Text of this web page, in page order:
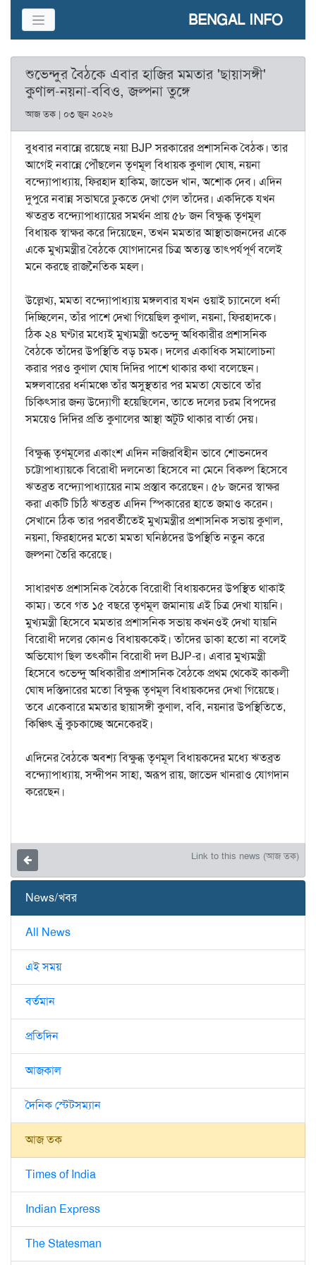
BENGAL INFO
শুভেন্দুর বৈঠকে এবার হাজির মমতার 'ছায়াসঙ্গী'
কুণাল-নয়না-ববিও, জল্পনা তুঙ্গে
আজ তক | ০৩ জুন ২০২৬
বুধবার নবান্নে রয়েছে নয়া BJP সরকারের প্রশাসনিক বৈঠক। তার
আগেই নবান্নে পৌঁছলেন তৃণমূল বিধায়ক কুণাল ঘোষ, নয়না
বন্দ্যোপাধ্যায়, ফিরহাদ হাকিম, জাভেদ খান, অশোক দেব। এদিন
দুপুরে নবান্ন সভাঘরে ঢুকতে দেখা গেল তাঁদের। একদিকে যখন
ঋতব্রত বন্দ্যোপাধ্যায়ের সমর্থন প্রায় ৫৮ জন বিক্ষুব্ধ তৃণমূল
বিধায়ক স্বাক্ষর করে দিয়েছেন, তখন মমতার আস্থাভাজনদের একে
একে মুখ্যমন্ত্রীর বৈঠকে যোগদানের চিত্র অত্যন্ত তাৎপর্যপূর্ণ বলেই
মনে করছে রাজনৈতিক মহল।
উল্লেখ্য, মমতা বন্দ্যোপাধ্যায় মঙ্গলবার যখন ওয়াই চ্যানেলে ধর্না
দিচ্ছিলেন, তাঁর পাশে দেখা গিয়েছিল কুণাল, নয়না, ফিরহাদকে।
ঠিক ২৪ ঘণ্টার মধ্যেই মুখ্যমন্ত্রী শুভেন্দু অধিকারীর প্রশাসনিক
বৈঠকে তাঁদের উপস্থিতি বড় চমক। দলের একাধিক সমালোচনা
করার পরও কুণাল ঘোষ দিদির পাশে থাকার কথা বলেছেন।
মঙ্গলবারের ধর্নামঞ্চে তাঁর অসুস্থতার পর মমতা যেভাবে তাঁর
চিকিৎসার জন্য উদ্যোগী হয়েছিলেন, তাতে দলের চরম বিপদের
সময়েও দিদির প্রতি কুণালের আস্থা অটুট থাকার বার্তা দেয়।
বিক্ষুব্ধ তৃণমূলের একাংশ এদিন নজিরবিহীন ভাবে শোভনদেব
চট্টোপাধ্যায়কে বিরোধী দলনেতা হিসেবে না মেনে বিকল্প হিসেবে
ঋতব্রত বন্দ্যোপাধ্যায়ের নাম প্রস্তাব করেছেন। ৫৮ জনের স্বাক্ষর
করা একটি চিঠি ঋতব্রত এদিন স্পিকারের হাতে জমাও করেন।
সেখানে ঠিক তার পরবর্তীতেই মুখ্যমন্ত্রীর প্রশাসনিক সভায় কুণাল,
নয়না, ফিরহাদের মতো মমতা ঘনিষ্ঠদের উপস্থিতি নতুন করে
জল্পনা তৈরি করেছে।
সাধারণত প্রশাসনিক বৈঠকে বিরোধী বিধায়কদের উপস্থিত থাকাই
কাম্য। তবে গত ১৫ বছরে তৃণমূল জমানায় এই চিত্র দেখা যায়নি।
মুখ্যমন্ত্রী হিসেবে মমতার প্রশাসনিক সভায় কখনওই দেখা যায়নি
বিরোধী দলের কোনও বিধায়ককেই। তাঁদের ডাকা হতো না বলেই
অভিযোগ ছিল তৎকাীন বিরোধী দল BJP-র। এবার মুখ্যমন্ত্রী
হিসেবে শুভেন্দু অধিকারীর প্রশাসনিক বৈঠকে প্রথম থেকেই কাকলী
ঘোষ দস্তিদারের মতো বিক্ষুব্ধ তৃণমূল বিধায়কদের দেখা গিয়েছে।
তবে একেবারে মমতার ছায়াসঙ্গী কুণাল, ববি, নয়নার উপস্থিতিতে,
কিঞ্চিৎ ভ্রুঁ কুচকাচ্ছে অনেকেরই।
এদিনের বৈঠকে অবশ্য বিক্ষুব্ধ তৃণমূল বিধায়কদের মধ্যে ঋতব্রত
বন্দ্যোপাধ্যায়, সন্দীপন সাহা, অরূপ রায়, জাভেদ খানরাও যোগদান
করেছেন।
Link to this news (আজ তক)
News/খবর
All News
এই সময়
বর্তমান
প্রতিদিন
আজকাল
দৈনিক স্টেটসম্যান
আজ তক
Times of India
Indian Express
The Statesman